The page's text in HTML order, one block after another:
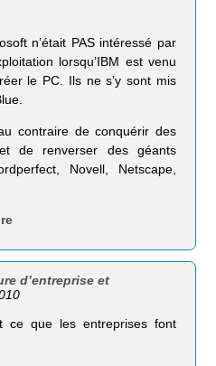
n’était PAS intéressé par
lorsqu’IBM est venu
le PC. Ils ne s’y sont mis
contraire de conquérir des
de renverser des géants
Novell, Netscape,
d’entreprise et
que les entreprises font